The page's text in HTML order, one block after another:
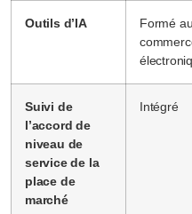
Outils d’IA
Formé au
Suivi de
l’accord de
niveau de
service de la
place de
marché
Intégré